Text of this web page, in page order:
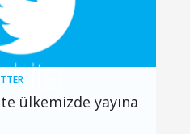
ülkemizde yayına